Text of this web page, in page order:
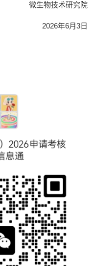
微生物技术研究院
2026年6月3日